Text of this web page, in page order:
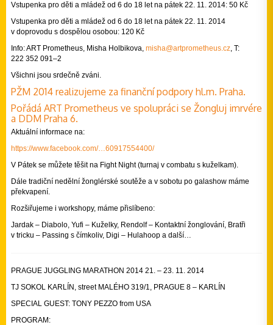
Vstupenka pro děti a mládež od 6 do 18 let na pátek 22. 11. 2014: 50 Kč
Vstupenka pro děti a mládež od 6 do 18 let na pátek 22. 11. 2014
v doprovodu s dospělou osobou: 120 Kč
Info: ART Prometheus, Misha Holbikova, misha@artpromet­heus.cz, T:
222 352 091–2
Všichni jsou srdečně zváni.
PŽM 2014 realizujeme za finanční podpory hl.m. Praha.
Pořádá ART Prometheus ve spolupráci se Žongluj imrvére
a DDM Praha 6.
Aktuální informace na:
https://www.facebook.com/…60917554400/
V Pátek se můžete těšit na Fight Night (turnaj v combatu s kuželkam).
Dále tradiční nedělní žonglérské soutěže a v sobotu po galashow máme
překvapení.
Rozšiřujeme i workshopy, máme přislíbeno:
Jardak – Diabolo, Yufi – Kuželky, Rendolf – Kontaktní žonglování, Bratři
v tricku – Passing s čímkoliv, Digi – Hulahoop a další…
PRAGUE JUGGLING MARATHON 2014 21. – 23. 11. 2014
TJ SOKOL KARLÍN, street MALÉHO 319/1, PRAGUE 8 – KARLÍN
SPECIAL GUEST: TONY PEZZO from USA
PROGRAM: